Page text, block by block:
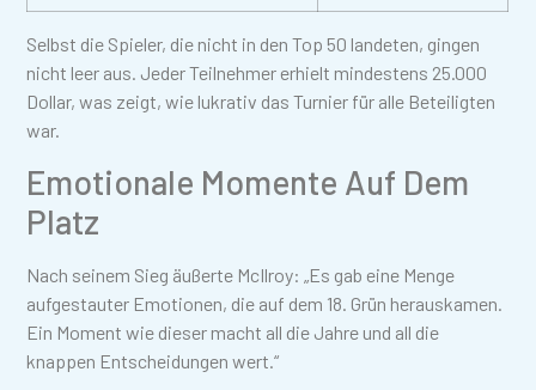
Selbst die Spieler, die nicht in den Top 50 landeten, gingen
nicht leer aus. Jeder Teilnehmer erhielt mindestens 25.000
Dollar, was zeigt, wie lukrativ das Turnier für alle Beteiligten
war.
Emotionale Momente Auf Dem
Platz
Nach seinem Sieg äußerte McIlroy: „Es gab eine Menge
aufgestauter Emotionen, die auf dem 18. Grün herauskamen.
Ein Moment wie dieser macht all die Jahre und all die
knappen Entscheidungen wert.“